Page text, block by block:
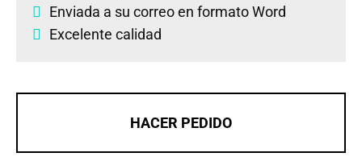
Enviada a su correo en formato Word
Excelente calidad
HACER PEDIDO